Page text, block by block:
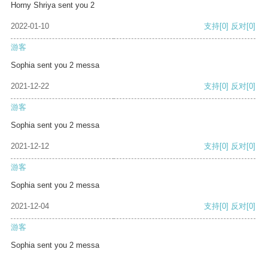
Horny Shriya sent you 2
2022-01-10 支持[0] 反对[0]
游客
Sophia sent you 2 messa
2021-12-22 支持[0] 反对[0]
游客
Sophia sent you 2 messa
2021-12-12 支持[0] 反对[0]
游客
Sophia sent you 2 messa
2021-12-04 支持[0] 反对[0]
游客
Sophia sent you 2 messa